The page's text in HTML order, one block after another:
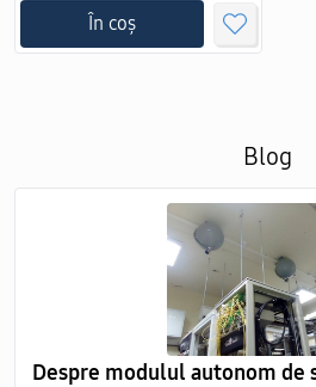
În coș
Blog
Despre modulul autonom de